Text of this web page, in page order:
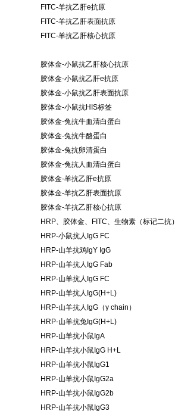
FITC-羊抗乙肝e抗原
FITC-羊抗乙肝表面抗原
FITC-羊抗乙肝核心抗原
胶体金-小鼠抗乙肝核心抗原
胶体金-小鼠抗乙肝e抗原
胶体金-小鼠抗乙肝表面抗原
胶体金-小鼠抗HIS标签
胶体金-兔抗牛血清白蛋白
胶体金-兔抗牛酪蛋白
胶体金-兔抗卵清蛋白
胶体金-兔抗人血清白蛋白
胶体金-羊抗乙肝e抗原
胶体金-羊抗乙肝表面抗原
胶体金-羊抗乙肝核心抗原
HRP、胶体金、FITC、生物素（标记二抗）
HRP-小鼠抗人IgG FC
HRP-山羊抗鸡IgY IgG
HRP-山羊抗人IgG Fab
HRP-山羊抗人IgG FC
HRP-山羊抗人IgG(H+L)
HRP-山羊抗人IgG（γ chain）
HRP-山羊抗兔IgG(H+L)
HRP-山羊抗小鼠IgA
HRP-山羊抗小鼠IgG H+L
HRP-山羊抗小鼠IgG1
HRP-山羊抗小鼠IgG2a
HRP-山羊抗小鼠IgG2b
HRP-山羊抗小鼠IgG3